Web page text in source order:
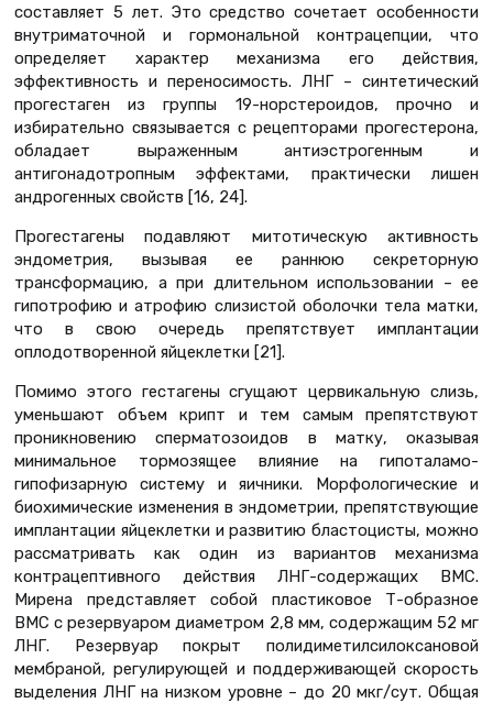
составляет 5 лет. Это средство сочетает особенности
внутриматочной и гормональной контрацепции, что
определяет характер механизма его действия,
эффективность и переносимость. ЛНГ – синтетический
прогестаген из группы 19-норстероидов, прочно и
избирательно связывается с рецепторами прогестерона,
обладает выраженным антиэстрогенным и
антигонадотропным эффектами, практически лишен
андрогенных свойств [16, 24].
Прогестагены подавляют митотическую активность
эндометрия, вызывая ее раннюю секреторную
трансформацию, а при длительном использовании – ее
гипотрофию и атрофию слизистой оболочки тела матки,
что в свою очередь препятствует имплантации
оплодотворенной яйцеклетки [21].
Помимо этого гестагены сгущают цервикальную слизь,
уменьшают объем крипт и тем самым препятствуют
проникновению сперматозоидов в матку, оказывая
минимальное тормозящее влияние на гипоталамо-
гипофизарную систему и яичники. Морфологические и
биохимические изменения в эндометрии, препятствующие
имплантации яйцеклетки и развитию бластоцисты, можно
рассматривать как один из вариантов механизма
контрацептивного действия ЛНГ-содержащих ВМС.
Мирена представляет собой пластиковое Т-образное
ВМС с резервуаром диаметром 2,8 мм, содержащим 52 мг
ЛНГ. Резервуар покрыт полидиметилсилоксановой
мембраной, регулирующей и поддерживающей скорость
выделения ЛНГ на низком уровне – до 20 мкг/сут. Общая